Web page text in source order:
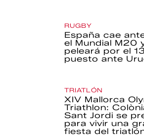
RUGBY
España cae
el Mundial M20
peleará por el
puesto ante
TRIATLÓN
XIV Mallorca
Triathlon:
Sant Jordi se
para vivir una
fiesta del